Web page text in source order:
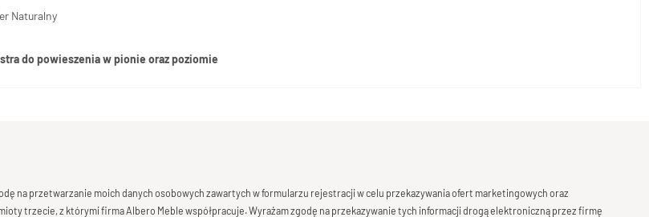
Naturalny
do powieszenia w pionie oraz poziomie
na przetwarzanie moich danych osobowych zawartych w formularzu rejestracji w celu przekazywania ofert marketingowych oraz
trzecie, z którymi firma Albero Meble współpracuje. Wyrażam zgodę na przekazywanie tych informacji drogą elektroniczną przez firmę